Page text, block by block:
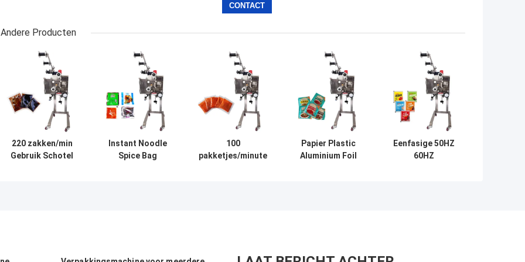
Andere Producten
220 zakken/min
Gebruik Schotel
Instant Noodle
Spice Bag
100
pakketjes/minute
Papier Plastic
Aluminium Foil
Eenfasige 50HZ
60HZ